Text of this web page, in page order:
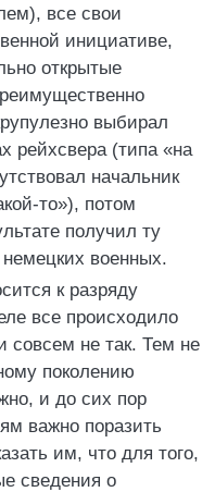
все свои
инициативе,
открытые
выбирал
рейхсвера (типа «на
начальник
то»), потом
получил ту
немецких военных.
к разряду
все происходило
совсем не так. Тем не
поколению
и до сих пор
важно поразить
им, что для того,
сведения о